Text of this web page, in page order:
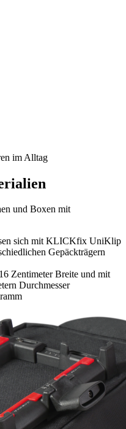
im Alltag
und Boxen mit
sich mit KLICKfix UniKlip
Gepäckträgern
Zentimeter Breite und mit
Durchmesser